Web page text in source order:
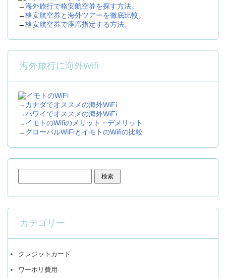
→海外旅行で格安航空券を探す方法。
→格安航空券と海外ツアーを徹底比較。
→格安航空券で座席指定する方法。
海外旅行に海外Wifi
→ カナダでオススメの海外WiFi
→ハワイでオススメの海外WiFi
→ イモトのWifiのメリット・デメリット
→ グローバルWiFiとイモトのWifiの比較
カテゴリー
クレジットカード
ワーホリ費用